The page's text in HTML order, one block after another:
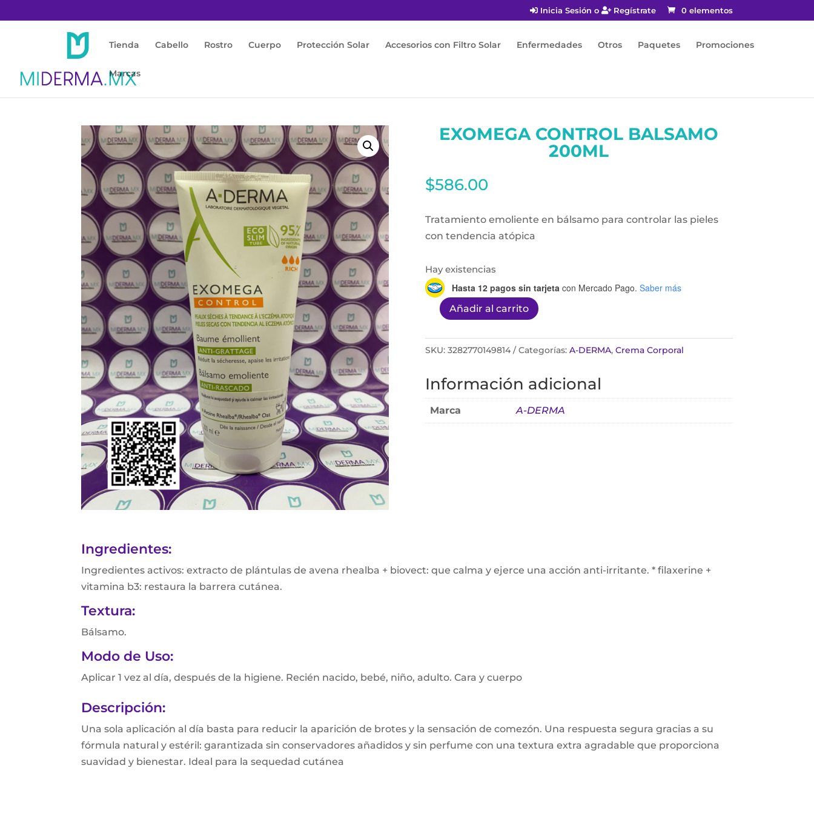
Inicia Sesión o Regístrate 0 elementos
Tienda Cabello Rostro Cuerpo Protección Solar Accesorios con Filtro Solar Enfermedades Otros Paquetes Promociones
Marcas
EXOMEGA CONTROL BALSAMO
200ML
$586.00
Tratamiento emoliente en bálsamo para controlar las pieles
con tendencia atópica
Hay existencias
Hasta 12 pagos sin tarjeta con Mercado Pago. Saber más
Exomega
Balsamo
cantidad
Añadir al carrito
SKU: 3282770149814 Categorías: A-DERMA, Crema Corporal
Información adicional
Marca A-DERMA
Ingredientes:
Ingredientes activos: extracto de plántulas de avena rhealba + biovect: que calma y ejerce una acción anti-irritante. * filaxerine +
vitamina b3: restaura la barrera cutánea.
Textura:
Bálsamo.
Modo de Uso:
Aplicar 1 vez al día, después de la higiene. Recién nacido, bebé, niño, adulto. Cara y cuerpo
Descripción:
Una sola aplicación al día basta para reducir la aparición de brotes y la sensación de comezón. Una respuesta segura gracias a su
fórmula natural y estéril: garantizada sin conservadores añadidos y sin perfume con una textura extra agradable que proporciona
suavidad y bienestar. Ideal para la sequedad cutánea